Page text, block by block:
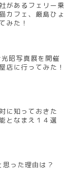
があるフェリー乗
カフェ、厳島ひょ
みた！
昭写真展を開催
店に行ってみた！
に知っておきた
となまえ１４選
思った理由は？
子猫時代
生猫時代
2013
Ver